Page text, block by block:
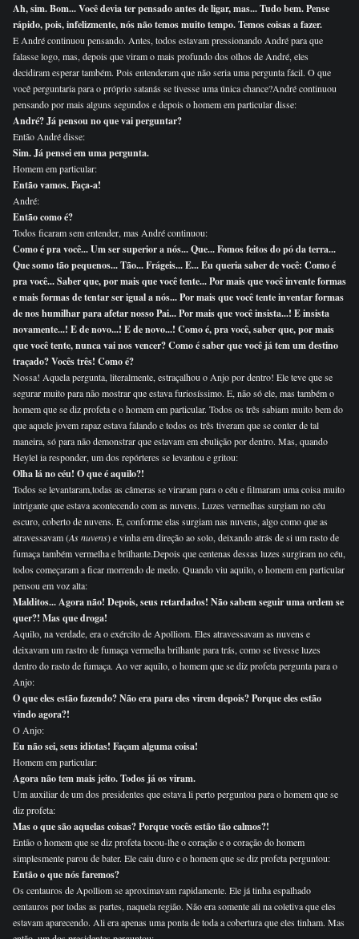
Ah, sim. Bom... Você devia ter pensado antes de ligar, mas... Tudo bem. Pense
rápido, pois, infelizmente, nós não temos muito tempo. Temos coisas a fazer.
E André continuou pensando. Antes, todos estavam pressionando André para que
falasse logo, mas, depois que viram o mais profundo dos olhos de André, eles
decidiram esperar também. Pois entenderam que não seria uma pergunta fácil. O que
você perguntaria para o próprio satanás se tivesse uma única chance?André continuou
pensando por mais alguns segundos e depois o homem em particular disse:
André? Já pensou no que vai perguntar?
Então André disse:
Sim. Já pensei em uma pergunta.
Homem em particular:
Então vamos. Faça-a!
André:
Então como é?
Todos ficaram sem entender, mas André continuou:
Como é pra você... Um ser superior a nós... Que... Fomos feitos do pó da terra...
Que somo tão pequenos... Tão... Frágeis... E... Eu queria saber de você: Como é
pra você... Saber que, por mais que você tente... Por mais que você invente formas
e mais formas de tentar ser igual a nós... Por mais que você tente inventar formas
de nos humilhar para afetar nosso Pai... Por mais que você insista...! E insista
novamente...! E de novo...! E de novo...! Como é, pra você, saber que, por mais
que você tente, nunca vai nos vencer? Como é saber que você já tem um destino
traçado? Vocês três! Como é?
Nossa! Aquela pergunta, literalmente, estraçalhou o Anjo por dentro! Ele teve que se
segurar muito para não mostrar que estava furiosíssimo. E, não só ele, mas também o
homem que se diz profeta e o homem em particular. Todos os três sabiam muito bem do
que aquele jovem rapaz estava falando e todos os três tiveram que se conter de tal
maneira, só para não demonstrar que estavam em ebulição por dentro. Mas, quando
Heylel ia responder, um dos repórteres se levantou e gritou:
Olha lá no céu! O que é aquilo?!
Todos se levantaram,todas as câmeras se viraram para o céu e filmaram uma coisa muito
intrigante que estava acontecendo com as nuvens. Luzes vermelhas surgiam no céu
escuro, coberto de nuvens. E, conforme elas surgiam nas nuvens, algo como que as
atravessavam (As nuvens) e vinha em direção ao solo, deixando atrás de si um rasto de
fumaça também vermelha e brilhante.Depois que centenas dessas luzes surgiram no céu,
todos começaram a ficar morrendo de medo. Quando viu aquilo, o homem em particular
pensou em voz alta:
Malditos... Agora não! Depois, seus retardados! Não sabem seguir uma ordem se
quer?! Mas que droga!
Aquilo, na verdade, era o exército de Apolliom. Eles atravessavam as nuvens e
deixavam um rastro de fumaça vermelha brilhante para trás, como se tivesse luzes
dentro do rasto de fumaça. Ao ver aquilo, o homem que se diz profeta pergunta para o
Anjo:
O que eles estão fazendo? Não era para eles virem depois? Porque eles estão
vindo agora?!
O Anjo:
Eu não sei, seus idiotas! Façam alguma coisa!
Homem em particular:
Agora não tem mais jeito. Todos já os viram.
Um auxiliar de um dos presidentes que estava li perto perguntou para o homem que se
diz profeta:
Mas o que são aquelas coisas? Porque vocês estão tão calmos?!
Então o homem que se diz profeta tocou-lhe o coração e o coração do homem
simplesmente parou de bater. Ele caiu duro e o homem que se diz profeta perguntou:
Então o que nós faremos?
Os centauros de Apolliom se aproximavam rapidamente. Ele já tinha espalhado
centauros por todas as partes, naquela região. Não era somente ali na coletiva que eles
estavam aparecendo. Ali era apenas uma ponta de toda a cobertura que eles tinham. Mas